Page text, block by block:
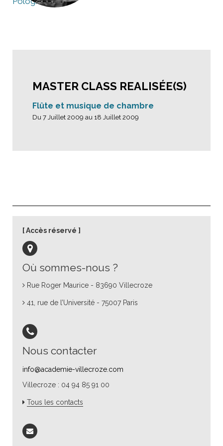
MASTER CLASS REALISÉE(S)
Flûte et musique de chambre
Du 7 Juillet 2009 au 18 Juillet 2009
Où sommes-nous ?
Rue Roger Maurice - 83690 Villecroze
41, rue de l’Université - 75007 Paris
Nous contacter
info@academie-villecroze.com
Villecroze : 04 94 85 91 00
Tous les contacts
Accès réservé